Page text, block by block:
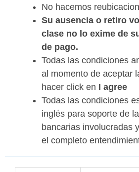
No hacemos
Su ausencia o retiro
clase no lo exime de
de pago.
Todas las condiciones
al momento de aceptar
hacer click en I agree
Todas las condiciones
inglés para soporte de
bancarias involucradas
el completo